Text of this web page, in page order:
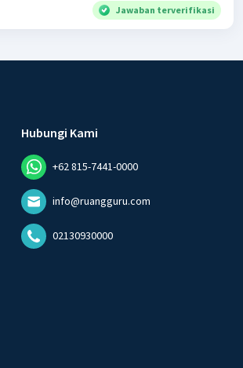
Jawaban terverifikasi
Hubungi Kami
+62 815-7441-0000
info@ruangguru.com
02130930000